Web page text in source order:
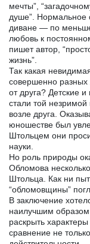
мечты”,
душе”.
диване — по
любовь к
пишет автор,
жизнь”.
Так какая
совершенно разных
от друга? Детские
стали той
возле друга.
юношестве был
Штольцем они
науки.
Но роль природы
Обломова
Штольца. Как ни
“обломовщины”
В заключение
наилучшим
раскрыть
сравнение не